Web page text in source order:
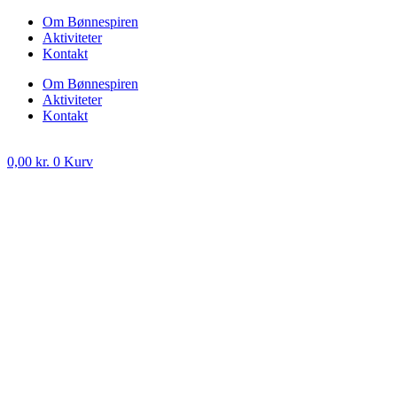
Om Bønnespiren
Aktiviteter
Kontakt
Om Bønnespiren
Aktiviteter
Kontakt
0,00 kr. 0 Kurv